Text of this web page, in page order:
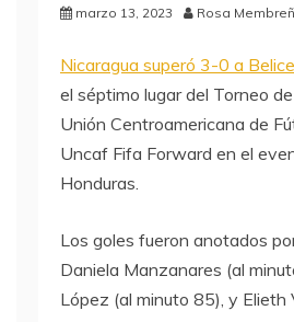
marzo 13, 2023 Rosa
Nicaragua superó 3-0 a Belice
el séptimo lugar del Torneo
Unión Centroamericana de
Uncaf Fifa Forward en el
Honduras.
Los goles fueron anotados
Daniela Manzanares (al
López (al minuto 85), y Elieth